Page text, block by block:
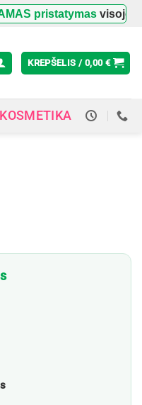
visoje
KREPŠELIS / 0,00 €